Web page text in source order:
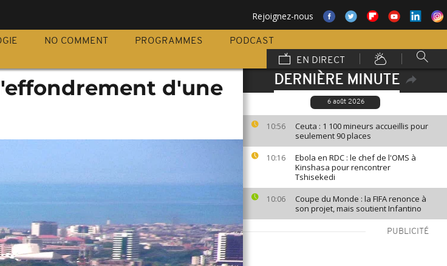
Rejoignez-nous
NO COMMENT PROGRAMMES
PODCAST
EN DIRECT
DERNIÈRE MINUTE
6 août 2026
10:56
Ceuta : 1 100 mineurs accueillis pour
seulement 90 places
10:16
Ebola en RDC : le chef de l'OMS à
Kinshasa pour rencontrer
Tshisekedi
10:06
Coupe du Monde : la FIFA renonce à
son projet, mais soutient Infantino
PUBLICITÉ
d'une